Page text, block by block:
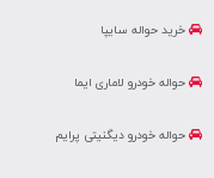
خرید حواله سایپا
حواله خودرو لاماری ایما
حواله خودرو دیگنیتی پرایم